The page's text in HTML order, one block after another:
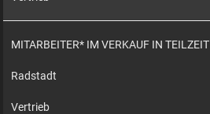
MITARBEITER* IM VERKAUF IN TEILZEIT
Radstadt
Vertrieb